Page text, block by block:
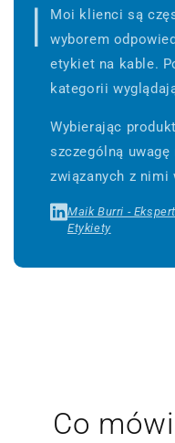
Moi klienci są
wyborem
etykiet na kable.
kategorii
Wybierając
szczególną uwagę
związanych z nimi
Maik Burri -
Etykiety
Co